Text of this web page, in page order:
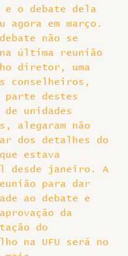
e o debate dela
agora em março.
não se
última reunião
diretor, uma
conselheiros,
parte destes
unidades
alegaram não
dos detalhes do
estava
desde janeiro. A
para dar
ao debate e
da
do
na UFU será no